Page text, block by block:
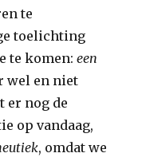
te
toelichting
te komen:een
wel en niet
er nog de
op vandaag,
, omdat we